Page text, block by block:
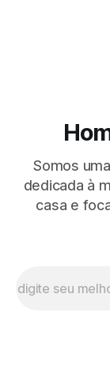
Somos
dedicada à
casa e